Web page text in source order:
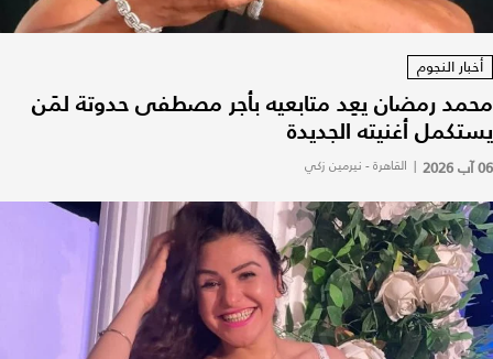
أخبار النجوم
محمد رمضان يعِد متابعيه بأجر مصطفى حدوتة لمَن
يستكمل أغنيته الجديدة
06 آب 2026 | القاهرة - نيرمين زكي